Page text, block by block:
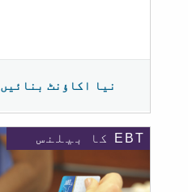
نیا اکاؤنٹ بنائیں
EBT کا بیلنس